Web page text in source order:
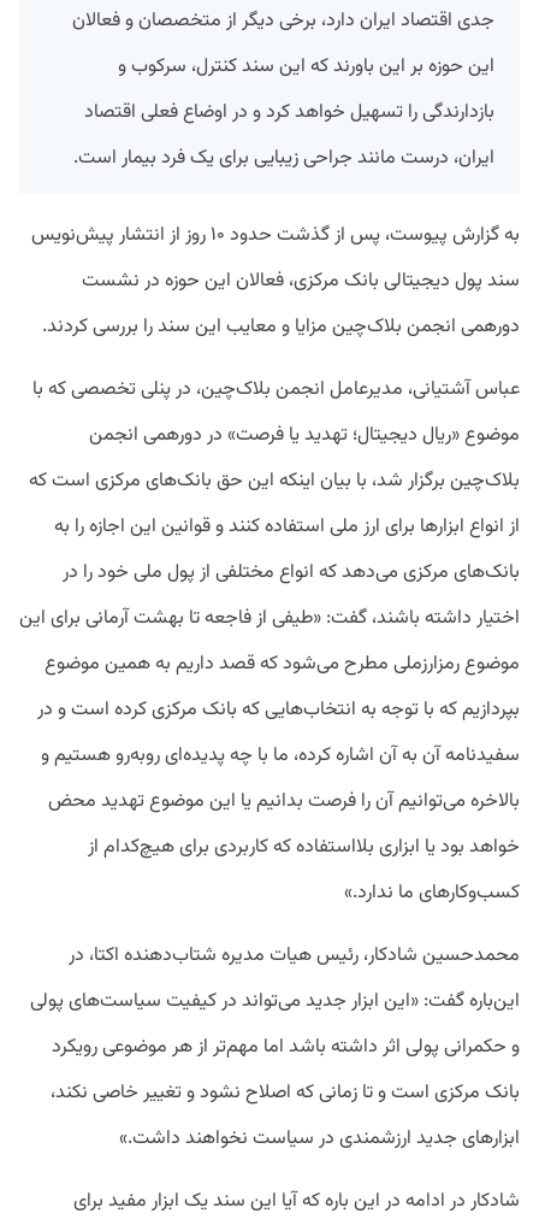
جدی اقتصاد ایران دارد، برخی دیگر از متخصصان و فعالان
این حوزه بر این باورند که این سند کنترل، سرکوب و
بازدارندگی را تسهیل خواهد کرد و در اوضاع فعلی اقتصاد
ایران، درست مانند جراحی زیبایی برای یک فرد بیمار است.
به گزارش پیوست، پس از گذشت حدود ۱۰ روز از انتشار پیش‌نویس
سند پول دیجیتالی بانک مرکزی، فعالان این حوزه در نشست
دورهمی انجمن بلاک‌چین مزایا و معایب این سند را بررسی کردند.
عباس آشتیانی، مدیرعامل انجمن بلاک‌چین، در پنلی تخصصی که با
موضوع «ریال دیجیتال؛ تهدید یا فرصت» در دورهمی انجمن
بلاک‌چین برگزار شد، با بیان اینکه این حق بانک‌‌‌های مرکزی است که
از انواع ابزارها برای ارز ملی استفاده کنند و قوانین این اجازه را به
بانک‌های مرکزی می‌دهد که انواع مختلفی از پول ملی خود را در
اختیار داشته باشند، گفت: «طیفی از فاجعه تا بهشت آرمانی برای این
موضوع رمزارزملی مطرح می‌شود که قصد داریم به همین موضوع
بپردازیم که با توجه به انتخاب‌هایی که بانک‌ مرکزی کرده است و در
سفیدنامه آن به آن اشاره کرده، ما با چه پدیده‌ای روبه‌رو هستیم و
بالاخره می‌توانیم آن را فرصت بدانیم یا این موضوع تهدید محض
خواهد بود یا ابزاری بلااستفاده که کاربردی برای هیچ‌کدام از
کسب‌وکارهای ما ندارد.»
محمدحسین شادکار، رئیس هیات مدیره شتاب‌دهنده اکتا، در
این‌باره گفت: «این ابزار جدید می‌تواند در کیفیت سیاست‌های پولی
و حکمرانی پولی اثر داشته باشد اما مهم‌تر از هر موضوعی رویکرد
بانک مرکزی است و تا زمانی‌ که اصلاح نشود و تغییر خاصی نکند،
ابزار‌های جدید ارزشمندی در سیاست‌ نخواهند داشت.»
شادکار در ادامه در این‌ باره که آیا این سند یک ابزار مفید برای